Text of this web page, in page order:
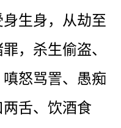
生身，从劫至
，杀生偷盗、
怒骂詈、愚痴
舌、饮酒食